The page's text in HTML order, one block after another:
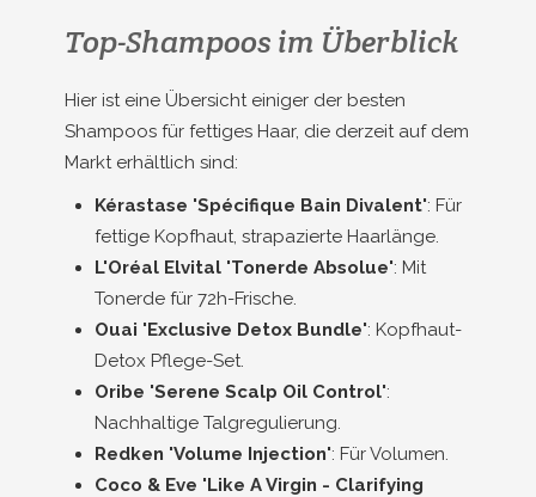
Top-Shampoos im Überblick
Hier ist eine Übersicht einiger der besten
Shampoos für fettiges Haar, die derzeit auf dem
Markt erhältlich sind:
Kérastase 'Spécifique Bain Divalent': Für
fettige Kopfhaut, strapazierte Haarlänge.
L'Oréal Elvital 'Tonerde Absolue': Mit
Tonerde für 72h-Frische.
Ouai 'Exclusive Detox Bundle': Kopfhaut-
Detox Pflege-Set.
Oribe 'Serene Scalp Oil Control':
Nachhaltige Talgregulierung.
Redken 'Volume Injection': Für Volumen.
Coco & Eve 'Like A Virgin - Clarifying